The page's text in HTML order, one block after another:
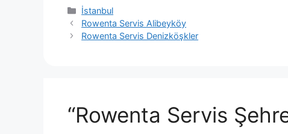
Kategoriler
İstanbul
Rowenta Servis Alibeyköy
Rowenta Servis Denizköşkler
“Rowenta Servis